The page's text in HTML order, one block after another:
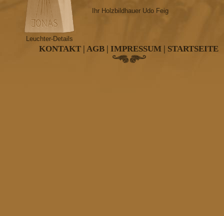
Leuchter-Details
Ihr Holzbildhauer Udo Feig
KONTAKT | AGB | IMPRESSUM | STARTSEITE